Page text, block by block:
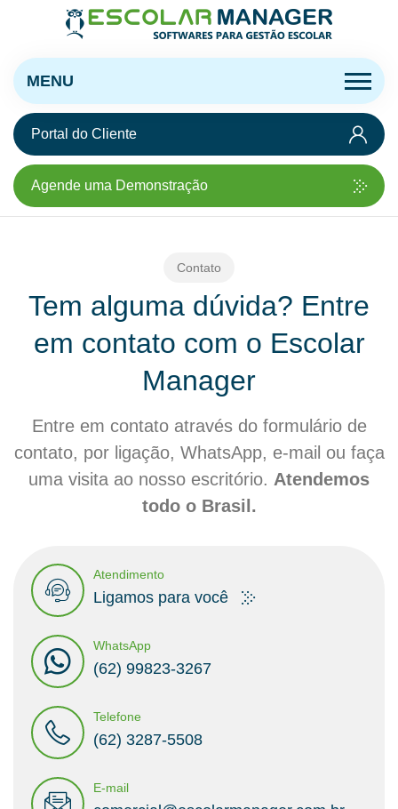
MENU
Portal do Cliente
Agende uma Demonstração
Contato
Tem alguma dúvida? Entre
em contato com o Escolar
Manager
Entre em contato através do formulário de
contato, por ligação, WhatsApp, e-mail ou faça
uma visita ao nosso escritório. Atendemos
todo o Brasil.
Atendimento
Ligamos para você
WhatsApp
(62) 99823-3267
Telefone
(62) 3287-5508
E-mail